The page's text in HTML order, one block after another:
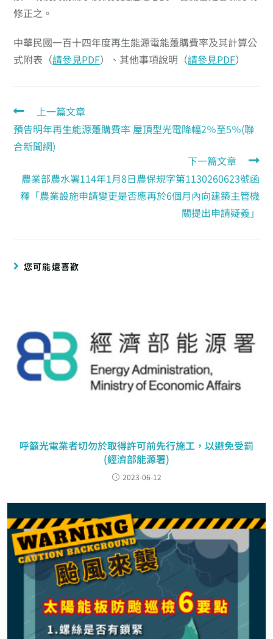
修正之。
中華民國一百十四年度再生能源電能躉購費率及其計算公
式附表（請參見PDF）、其他事項說明（請參見PDF）
上一篇文章
預告明年再生能源躉購費率 屋頂型光電降幅2％至5％(聯
合新聞網)
下一篇文章
農業部農水署114年1月8日農保規字第1130260623號函
釋「農業設施申請變更是否應再於6個月內向建築主管機
關提出申請疑義」
您可能還喜歡
呼籲光電業者切勿於取得許可前先行施工，以避免受罰
(經濟部能源署)
2023-06-12